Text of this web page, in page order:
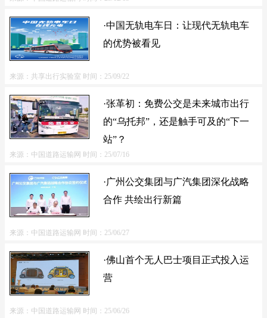
·中国无轨电车日：让现代无轨电车
的优势被看见
来源：共享出行实验室 时间：25/09/22
·张革初：免费公交是未来城市出行
的“乌托邦”，还是触手可及的“下一
站”？
来源：中国道路运输网 时间：25/07/16
·广州公交集团与广汽集团深化战略
合作 共绘出行新篇
来源：中国道路运输网 时间：25/06/27
·佛山首个无人巴士项目正式投入运
营
来源：中国道路运输网 时间：25/06/26